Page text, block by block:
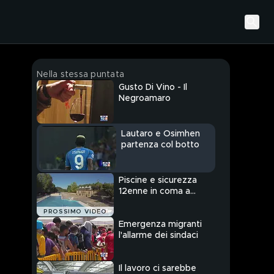
Nella stessa puntata
Gusto Di Vino - Il
Negroamaro
Lautaro e Osimhen
partenza col botto
PROSSIMO VIDEO
Piscine e sicurezza
12enne in coma a
Emergenza migranti
l'allarme dei sindaci
Il lavoro ci sarebbe